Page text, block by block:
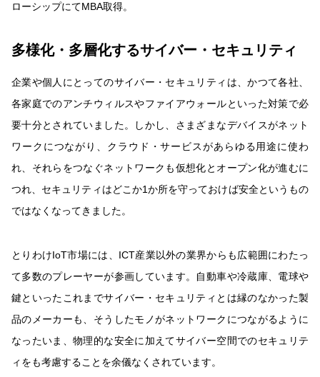
ローシップにてMBA取得。
多様化・多層化するサイバー・セキュリティ
企業や個人にとってのサイバー・セキュリティは、かつて各社、
各家庭でのアンチウィルスやファイアウォールといった対策で必
要十分とされていました。しかし、さまざまなデバイスがネット
ワークにつながり、クラウド・サービスがあらゆる用途に使わ
れ、それらをつなぐネットワークも仮想化とオープン化が進むに
つれ、セキュリティはどこか1か所を守っておけば安全というもの
ではなくなってきました。
とりわけIoT市場には、ICT産業以外の業界からも広範囲にわたっ
て多数のプレーヤーが参画しています。自動車や冷蔵庫、電球や
鍵といったこれまでサイバー・セキュリティとは縁のなかった製
品のメーカーも、そうしたモノがネットワークにつながるように
なったいま、物理的な安全に加えてサイバー空間でのセキュリテ
ィをも考慮することを余儀なくされています。